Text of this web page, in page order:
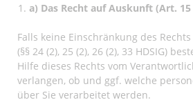
a) Das Recht auf Auskunft (Art. 15
Falls keine Einschränkung des
(§§ 24 (2), 25 (2), 26 (2), 33 HDSIG)
Hilfe dieses Rechts vom
verlangen, ob und ggf. welche
über Sie verarbeitet werden.